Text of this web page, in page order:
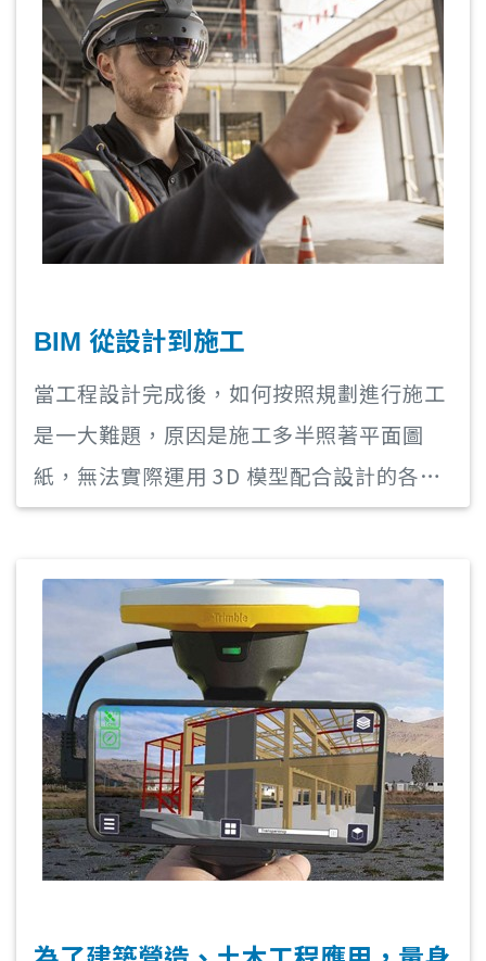
使您的工作團隊能夠利用視覺化的協作、溝
通來檢測施工上的錯誤、遺漏，並進一步解
決它們。
BIM 從設計到施工
當工程設計完成後，如何按照規劃進行施工
是一大難題，原因是施工多半照著平面圖
紙，無法實際運用 3D 模型配合設計的各種
資訊，如果施工後才發現問題，對於人力、